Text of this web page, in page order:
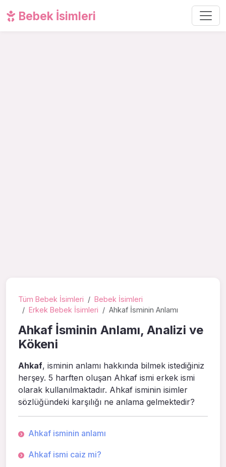
Bebek İsimleri
Tüm Bebek İsimleri
Bebek İsimleri
Erkek Bebek İsimleri
Ahkaf İsminin Anlamı
Ahkaf İsminin Anlamı, Analizi ve
Kökeni
Ahkaf, isminin anlamı hakkında bilmek istediğiniz
herşey. 5 harften oluşan Ahkaf ismi erkek ismi
olarak kullanılmaktadır. Ahkaf isminin isimler
sözlüğündeki karşılığı ne anlama gelmektedir?
Ahkaf isminin anlamı
Ahkaf ismi caiz mi?